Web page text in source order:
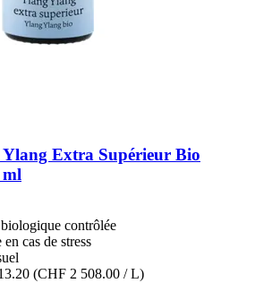
Extra Supérieur Bio
contrôlée
cas de stress
(CHF 2 508.00 / L)